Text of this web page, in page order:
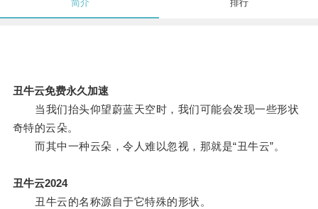
简介 排行
丑牛云免费永久加速
当我们抬头仰望蔚蓝天空时，我们可能会发现一些形状
奇特的云朵。
而其中一种云朵，令人难以忽视，那就是“丑牛云”。
丑牛云2024
丑牛云的名称源自于它特殊的形状。